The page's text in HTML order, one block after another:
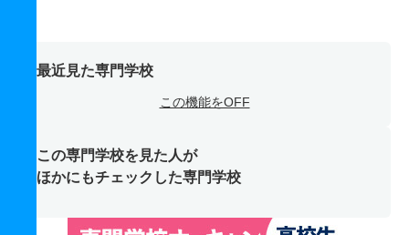
最近見た専門学校
この機能をOFF
この専門学校を見た人が
ほかにもチェックした専門学校